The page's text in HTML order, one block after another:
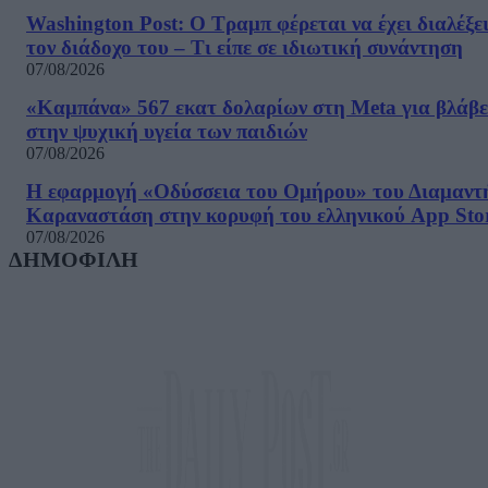
Washington Post: Ο Τραμπ φέρεται να έχει διαλέξει
τον διάδοχο του – Τι είπε σε ιδιωτική συνάντηση
07/08/2026
«Καμπάνα» 567 εκατ δολαρίων στη Meta για
στην ψυχική υγεία των παιδιών
07/08/2026
Η εφαρμογή «Οδύσσεια του Ομήρου» του
Καραναστάση στην κορυφή του ελληνικού App
07/08/2026
ΔΗΜΟΦΙΛΗ